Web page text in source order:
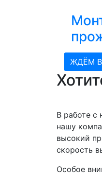
ЖДЁМ
В работе с
нашу
высокий
скорость
Особое